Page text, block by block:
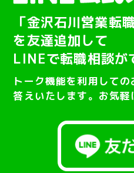
「金沢石川営業転
を友達追加して
LINEで転職相談が
トーク機能を利用して
答えいたします。お気軽